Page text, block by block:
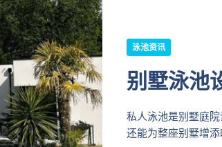
泳池资讯
别墅泳池
私人泳池是别墅庭
还能为整座别墅增